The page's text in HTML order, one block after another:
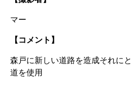
マー
【コメント】
森戸に新しい道路を造成それに
道を使用